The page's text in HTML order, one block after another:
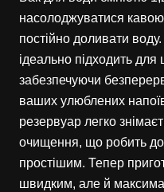
насолоджуватися
постійно доливати
ідеально підходить
забезпечуючи
ваших улюблених
резервуар легко
очищення, що робить
простішим. Тепер
швидким, але й